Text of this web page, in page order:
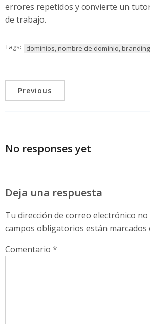
errores repetidos y convierte un
de trabajo.
Tags: dominios, nombre de dominio,
Previous
No responses yet
Deja una respuesta
Tu dirección de correo electrónico no
campos obligatorios están marcados
Comentario *